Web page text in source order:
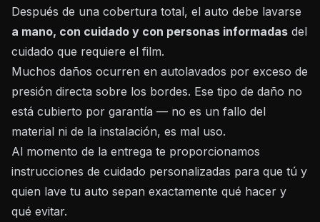
Después de una cobertura total, el auto debe lavarse
a mano, con cuidado y con personas informadas del
cuidado que requiere el film.
Muchos daños ocurren en autolavados por exceso de
presión directa sobre los bordes. Ese tipo de daño no
está cubierto por garantía — no es un fallo del
material ni de la instalación, es mal uso.
Al momento de la entrega te proporcionamos
instrucciones de cuidado personalizadas para que tú y
quien lave tu auto sepan exactamente qué hacer y
qué evitar.